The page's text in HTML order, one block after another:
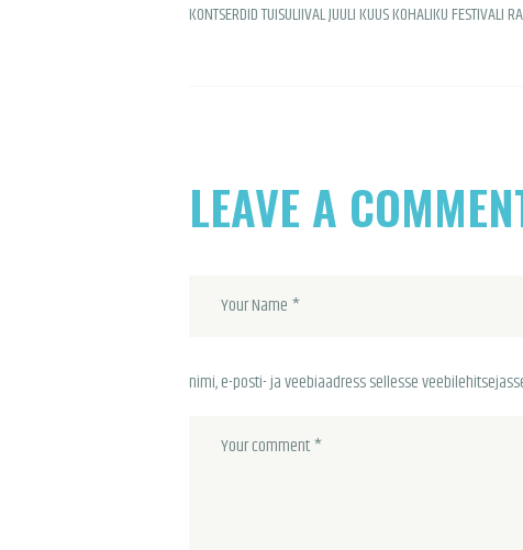
KONTSERDID TUISULIIVAL JUULI KUUS KOHALIKU FESTIVALI
LEAVE A
nimi, e-posti- ja veebiaadress sellesse